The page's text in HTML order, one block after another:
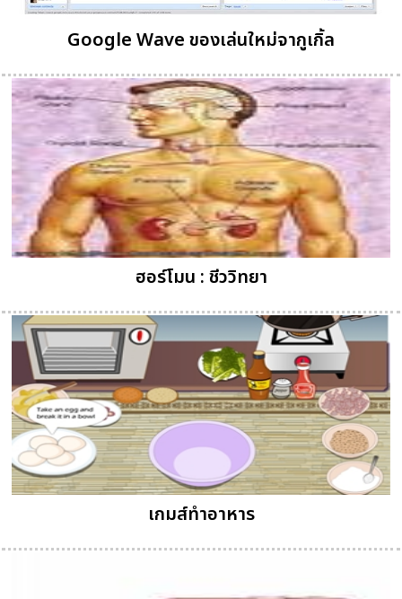
Google Wave ของเล่นใหม่จากูเกิ้ล
ฮอร์โมน : ชีววิทยา
เกมส์ทําอาหาร